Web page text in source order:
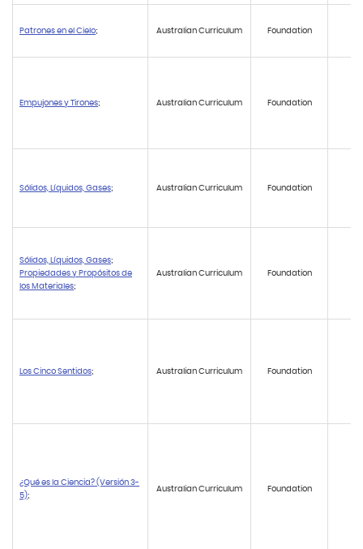
Patrones en el Cielo; Australian Curriculum Foundation
Empujones y Tirones; Australian Curriculum Foundation
Sólidos, Líquidos, Gases; Australian Curriculum Foundation
Sólidos, Líquidos, Gases;
Propiedades y Propósitos de
los Materiales;
Australian Curriculum Foundation
Los Cinco Sentidos; Australian Curriculum Foundation
¿Qué es la Ciencia? (Versión 3-
5);
Australian Curriculum Foundation